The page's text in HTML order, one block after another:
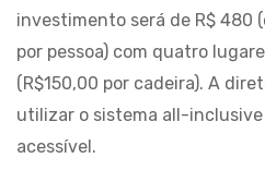
investimento será de R$ 480
por pessoa) com quatro
(R$150,00 por cadeira). A
utilizar o sistema all-
acessível.